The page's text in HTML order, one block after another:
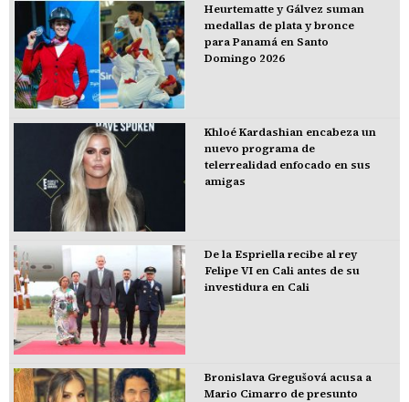
Heurtematte y Gálvez suman
medallas de plata y bronce
para Panamá en Santo
Domingo 2026
Khloé Kardashian encabeza un
nuevo programa de
telerrealidad enfocado en sus
amigas
De la Espriella recibe al rey
Felipe VI en Cali antes de su
investidura en Cali
Bronislava Gregušová acusa a
Mario Cimarro de presunto